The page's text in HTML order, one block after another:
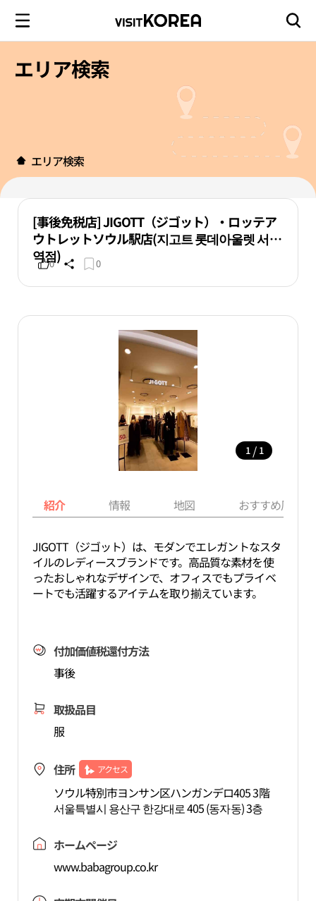
エリア検索
エリア検索
[事後免税店] JIGOTT（ジゴット）・ロッテア
ウトレットソウル駅店(지고트 롯데아울렛 서울
역점)
0 0
1 / 1
紹介 情報 地図 おすすめ周辺
JIGOTT（ジゴット）は、モダンでエレガントなスタ
イルのレディースブランドです。高品質な素材を使
ったおしゃれなデザインで、オフィスでもプライベ
ートでも活躍するアイテムを取り揃えています。
付加価値税還付方法
事後
取扱品目
服
住所 アクセス
ソウル特別市ヨンサン区ハンガンデロ405 3階
서울특별시 용산구 한강대로 405 (동자동) 3층
ホームページ
www.babagroup.co.kr